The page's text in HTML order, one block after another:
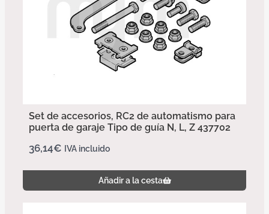
Set de accesorios, RC2 de automatismo para
puerta de garaje Tipo de guía N, L, Z 437702
36,14€ IVA incluido
Añadir a la cesta